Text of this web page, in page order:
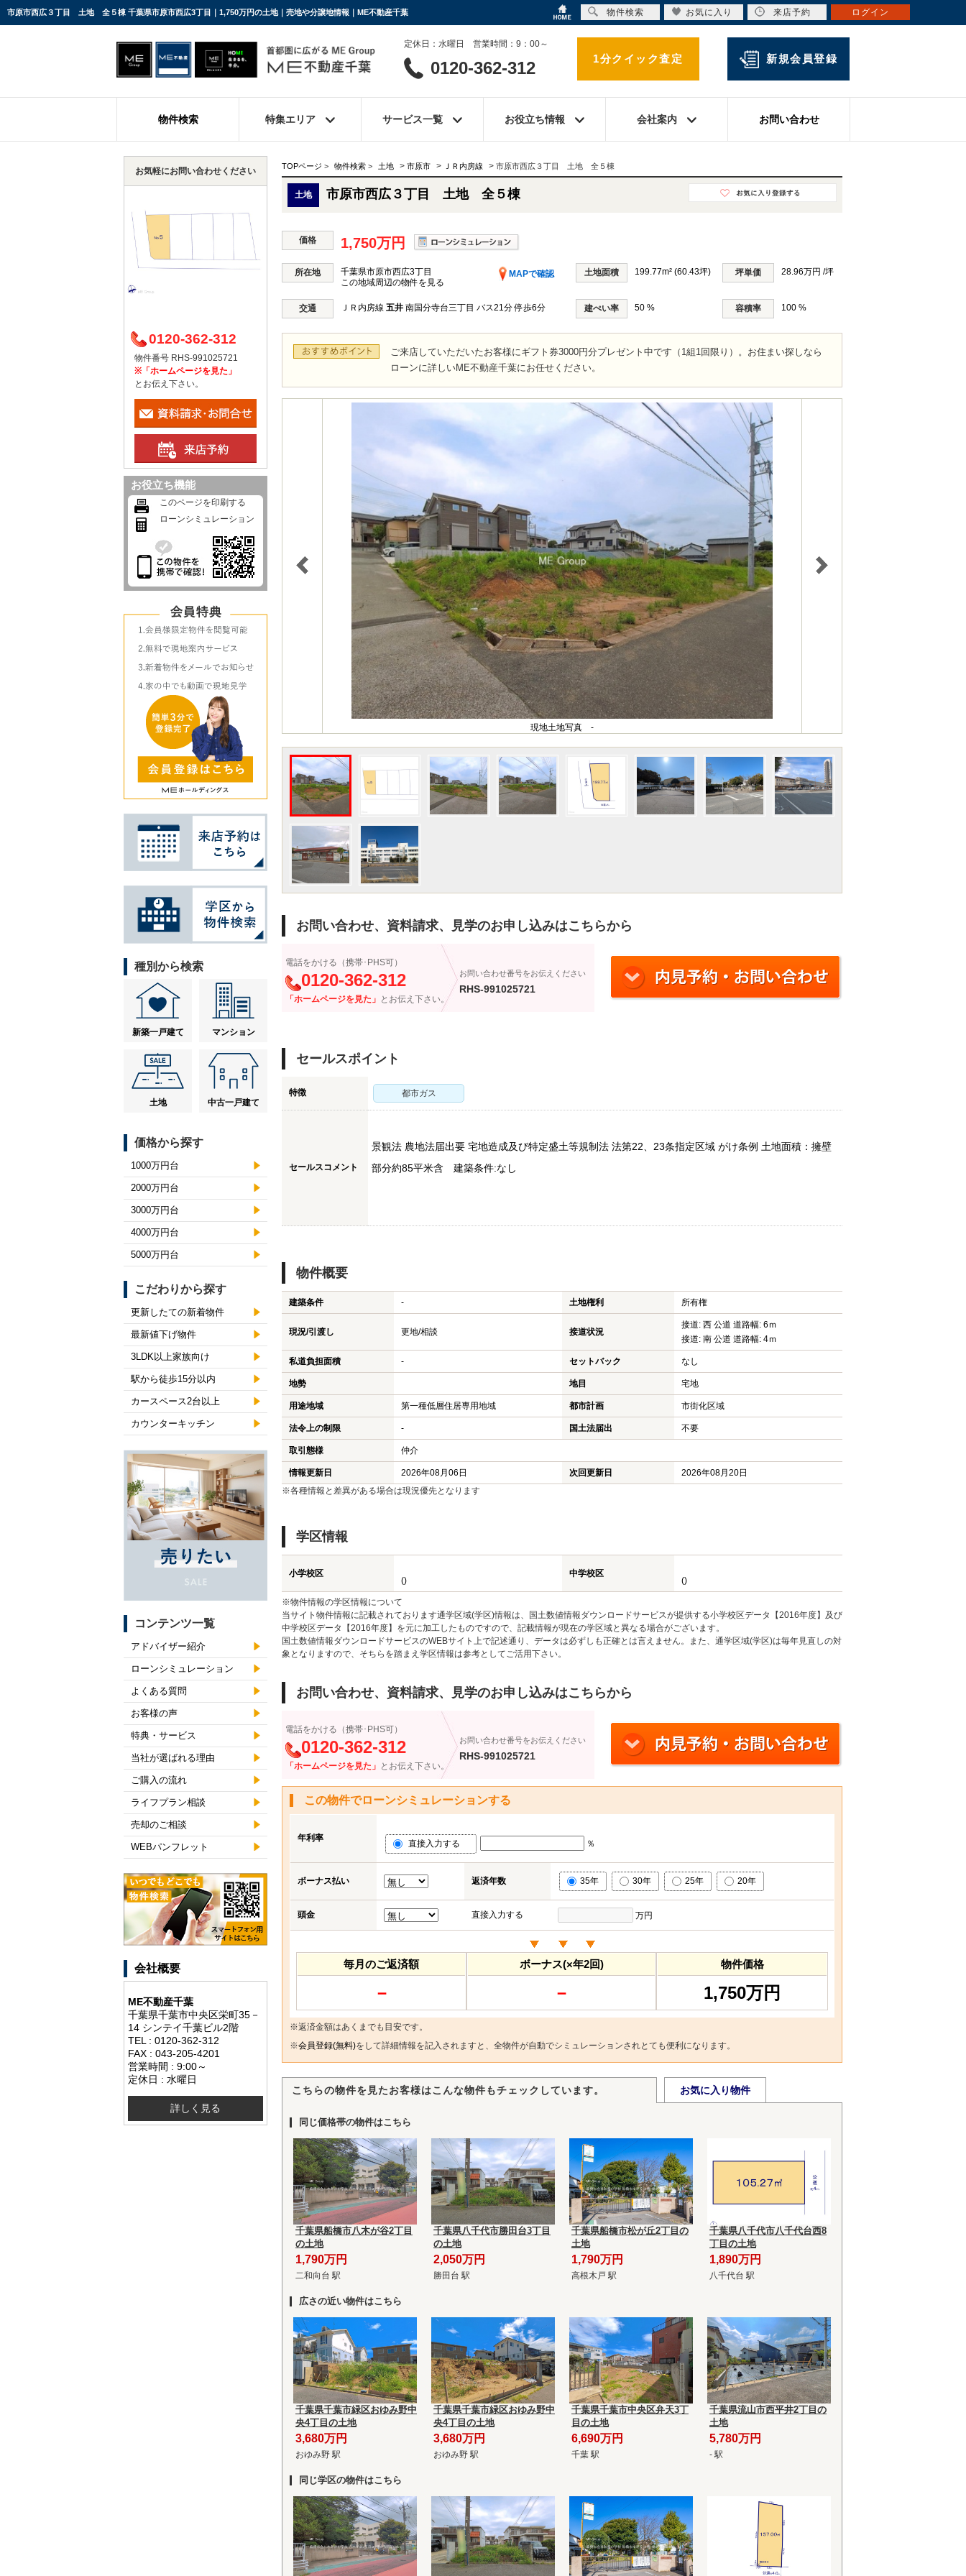
市原市西広３丁目 土地 全５棟 千葉県市原市西広3丁目｜1,750万円の土地｜売地や分譲地情報｜ME不動産千葉
定休日：水曜日 営業時間：9：00～
0120-362-312 1分クイック査定 新規会員登録
物件検索 特集エリア サービス一覧 お役立ち情報 会社案内 お問い合わせ
TOPページ > 物件検索 > 土地 > 市原市 > ＪＲ内房線 > 市原市西広３丁目 土地 全５棟
土地 市原市西広３丁目 土地 全５棟
価格 1,750万円
所在地 千葉県市原市西広3丁目
MAPで確認
この地域周辺の物件を見る
土地面積 199.77m² (60.43坪) 坪単価 28.96万円 /坪
交通 ＪＲ内房線 五井 南国分寺台三丁目 バス21分 停歩6分 建ぺい率 50 % 容積率 100 %
ご来店していただいたお客様にギフト券3000円分プレゼント中です（1組1回限り）。お住まい探しなら
ローンに詳しいME不動産千葉にお任せください。
現地土地写真 -
お問い合わせ、資料請求、見学のお申し込みはこちらから
電話をかける（携帯･PHS可）
0120-362-312
「ホームページを見た」 とお伝え下さい。
お問い合わせ番号をお伝えください
RHS-991025721
セールスポイント
特徴 都市ガス
セールスコメント
景観法 農地法届出要 宅地造成及び特定盛土等規制法 法第22、23条指定区域 がけ条例 土地面積：擁壁
部分約85平米含 建築条件:なし
物件概要
建築条件 - 土地権利 所有権
現況/引渡し 更地/相談 接道状況
接道: 西 公道 道路幅: 6ｍ
接道: 南 公道 道路幅: 4ｍ
私道負担面積 - セットバック なし
地勢 地目 宅地
用途地域 第一種低層住居専用地域 都市計画 市街化区域
法令上の制限 - 国土法届出 不要
取引態様 仲介
情報更新日 2026年08月06日 次回更新日
2026年08月20日
※各種情報と差異がある場合は現況優先となります
学区情報
小学校区
()
中学校区
()
※物件情報の学区情報について
当サイト物件情報に記載されております通学区域(学区)情報は、国土数値情報ダウンロードサービスが提供する小学校区データ【2016年度】及び
中学校区データ【2016年度】を元に加工したものですので、記載情報が現在の学区域と異なる場合がございます。
国土数値情報ダウンロードサービスのWEBサイト上で記述通り、データは必ずしも正確とは言えません。また、通学区域(学区)は毎年見直しの対
象となりますので、そちらを踏まえ学区情報は参考としてご活用下さい。
お問い合わせ、資料請求、見学のお申し込みはこちらから
電話をかける（携帯･PHS可）
0120-362-312
「ホームページを見た」 とお伝え下さい。
お問い合わせ番号をお伝えください
RHS-991025721
この物件でローンシミュレーションする
年利率
直接入力する ％
ボーナス払い 返済年数 35年 30年 25年 20年
頭金 直接入力する 万円
毎月のご返済額
－
ボーナス(×年2回)
－
物件価格
1,750万円
※返済金額はあくまでも目安です。
※会員登録(無料)をして詳細情報を記入されますと、全物件が自動でシミュレーションされとても便利になります。
こちらの物件を見たお客様はこんな物件もチェックしています。 お気に入り物件
同じ価格帯の物件はこちら
千葉県船橋市八木が谷2丁目
の土地
1,790万円
二和向台 駅
千葉県八千代市勝田台3丁目
の土地
2,050万円
勝田台 駅
千葉県船橋市松が丘2丁目の
土地
1,790万円
高根木戸 駅
千葉県八千代市八千代台西8
丁目の土地
1,890万円
八千代台 駅
広さの近い物件はこちら
千葉県千葉市緑区おゆみ野中
央4丁目の土地
3,680万円
おゆみ野 駅
千葉県千葉市緑区おゆみ野中
央4丁目の土地
3,680万円
おゆみ野 駅
千葉県千葉市中央区弁天3丁
目の土地
6,690万円
千葉 駅
千葉県流山市西平井2丁目の
土地
5,780万円
- 駅
同じ学区の物件はこちら
お気軽にお問い合わせください
0120-362-312
物件番号 RHS-991025721
※「ホームページを見た」
とお伝え下さい。
お役立ち機能
このページを印刷する
ローンシミュレーション
種別から検索
新築一戸建て マンション
土地 中古一戸建て
価格から探す
1000万円台
2000万円台
3000万円台
4000万円台
5000万円台
こだわりから探す
更新したての新着物件
最新値下げ物件
3LDK以上家族向け
駅から徒歩15分以内
カースペース2台以上
カウンターキッチン
コンテンツ一覧
アドバイザー紹介
ローンシミュレーション
よくある質問
お客様の声
特典・サービス
当社が選ばれる理由
ご購入の流れ
ライフプラン相談
売却のご相談
WEBパンフレット
会社概要
ME不動産千葉
千葉県千葉市中央区栄町35－
14 シンテイ千葉ビル2階
TEL : 0120-362-312
FAX : 043-205-4201
営業時間 : 9:00～
定休日 : 水曜日
詳しく見る
物件検索 お気に入り 来店予約 ログイン